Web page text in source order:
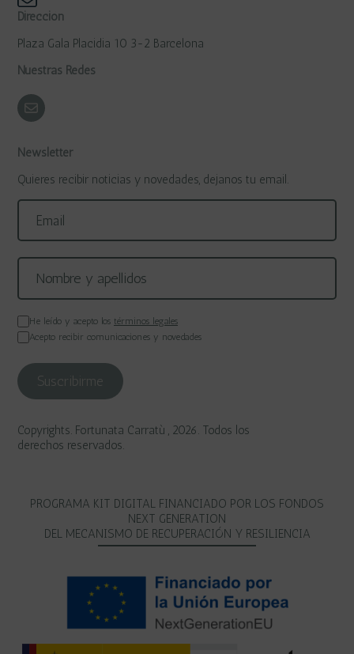
Dirección
Plaza Gala Placidia 10 3-2 Barcelona
Nuestras Redes
Newsletter
Quieres recibir noticias y novedades, dejanos tu email.
He leído y acepto los términos legales
Acepto recibir comunicaciones y novedades
Copyrights. Fortunata Carratù , 2026. Todos los
derechos reservados.
PROGRAMA KIT DIGITAL FINANCIADO POR LOS FONDOS
NEXT GENERATION
DEL MECANISMO DE RECUPERACIÓN Y RESILIENCIA